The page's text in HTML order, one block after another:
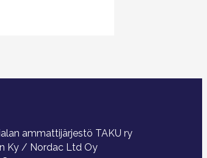
ammattijärjestö TAKU ry
Ky / Nordac Ltd Oy